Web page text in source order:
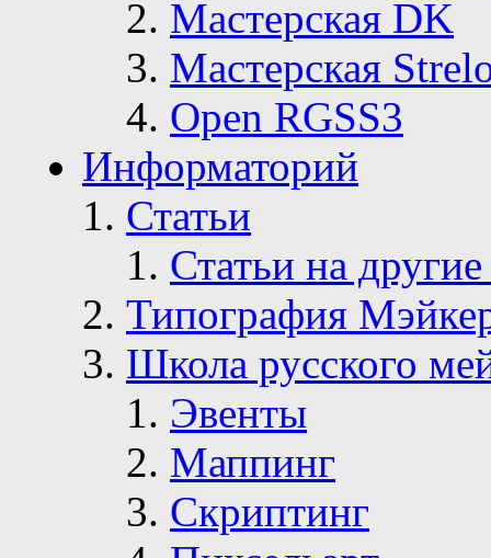
Мастерская DK
Мастерская
Open RGSS3
Информаторий
Статьи
Статьи на
Типография
Школа русского
Эвенты
Маппинг
Скриптинг